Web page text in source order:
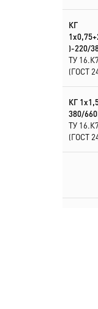
КГ
)-220/
ТУ
(ГОСТ
КГ
380/
ТУ
(ГОСТ